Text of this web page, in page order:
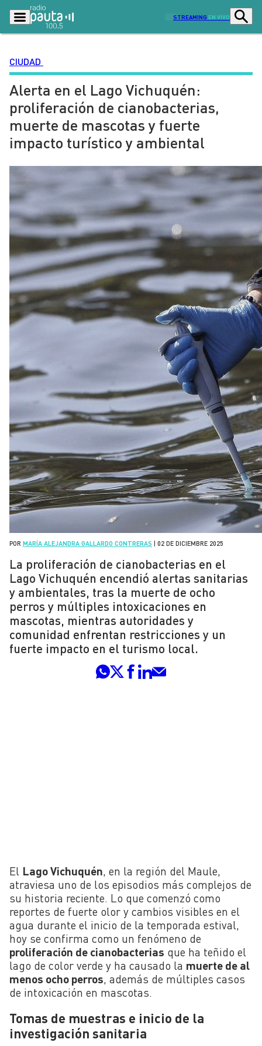
STREAMING EN VIVO
Podcasts
Lo Último Actualidad
Ciudad
Deportes
Entretención y Cultura Opinión
Dato en Pauta Señal 2
Contenido Patrocinado
CIUDAD
Alerta en el Lago Vichuquén:
proliferación de cianobacterias,
muerte de mascotas y fuerte
impacto turístico y ambiental
POR MARÍA ALEJANDRA GALLARDO CONTRERAS 02 DE DICIEMBRE 2025
La proliferación de cianobacterias en el
Lago Vichuquén encendió alertas sanitarias
y ambientales, tras la muerte de ocho
perros y múltiples intoxicaciones en
mascotas, mientras autoridades y
comunidad enfrentan restricciones y un
fuerte impacto en el turismo local.
El Lago Vichuquén , en la región del Maule,
atraviesa uno de los episodios más complejos de
su historia reciente. Lo que comenzó como
reportes de fuerte olor y cambios visibles en el
agua durante el inicio de la temporada estival,
hoy se confirma como un fenómeno de
proliferación de cianobacterias que ha teñido el
lago de color verde y ha causado la muerte de al
menos ocho perros , además de múltiples casos
de intoxicación en mascotas.
Tomas de muestras e inicio de la
investigación sanitaria